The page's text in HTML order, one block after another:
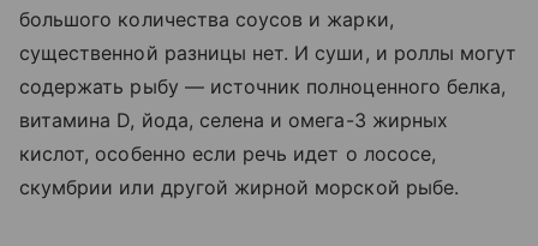
большого количества соусов и жарки,
существенной разницы нет. И суши, и роллы могут
содержать рыбу — источник полноценного белка,
витамина D, йода, селена и омега-3 жирных
кислот, особенно если речь идет о лососе,
скумбрии или другой жирной морской рыбе.